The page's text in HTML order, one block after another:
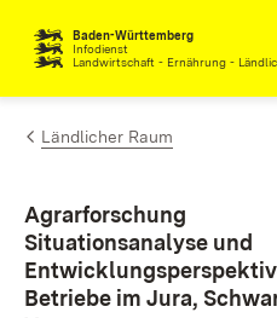
Zum Inhalt springen
Baden-Württemberg
Infodienst
Landwirtschaft - Ernährung -
Ländlicher Raum
Agrarforschung
Situationsanalyse und
Betriebe im Jura,